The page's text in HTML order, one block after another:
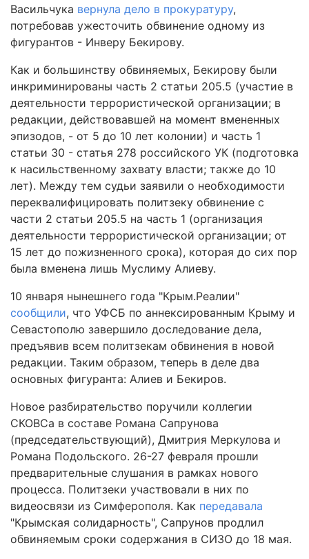
Васильчука вернула дело в прокуратуру,
потребовав ужесточить обвинение одному из
фигурантов - Инверу Бекирову.
Как и большинству обвиняемых, Бекирову были
инкриминированы часть 2 статьи 205.5 (участие в
деятельности террористической организации; в
редакции, действовавшей на момент вмененных
эпизодов, - от 5 до 10 лет колонии) и часть 1
статьи 30 - статья 278 российского УК (подготовка
к насильственному захвату власти; также до 10
лет). Между тем судьи заявили о необходимости
переквалифицировать политзеку обвинение с
части 2 статьи 205.5 на часть 1 (организация
деятельности террористической организации; от
15 лет до пожизненного срока), которая до сих пор
была вменена лишь Муслиму Алиеву.
10 января нынешнего года "Крым.Реалии"
сообщили, что УФСБ по аннексированным Крыму и
Севастополю завершило доследование дела,
предъявив всем политзекам обвинения в новой
редакции. Таким образом, теперь в деле два
основных фигуранта: Алиев и Бекиров.
Новое разбирательство поручили коллегии
СКОВСа в составе Романа Сапрунова
(председательствующий), Дмитрия Меркулова и
Романа Подольского. 26-27 февраля прошли
предварительные слушания в рамках нового
процесса. Политзеки участвовали в них по
видеосвязи из Симферополя. Как передавала
"Крымская солидарность", Сапрунов продлил
обвиняемым сроки содержания в СИЗО до 18 мая.